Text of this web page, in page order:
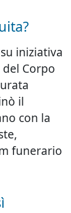
iniziativa
Corpo
il
con la
funerario